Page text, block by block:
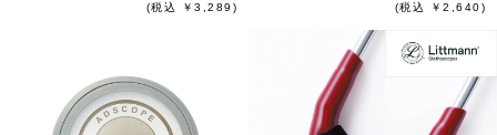
(税込 ￥3,289) (税込 ￥2,640)